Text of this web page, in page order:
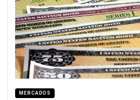
MERCADOS